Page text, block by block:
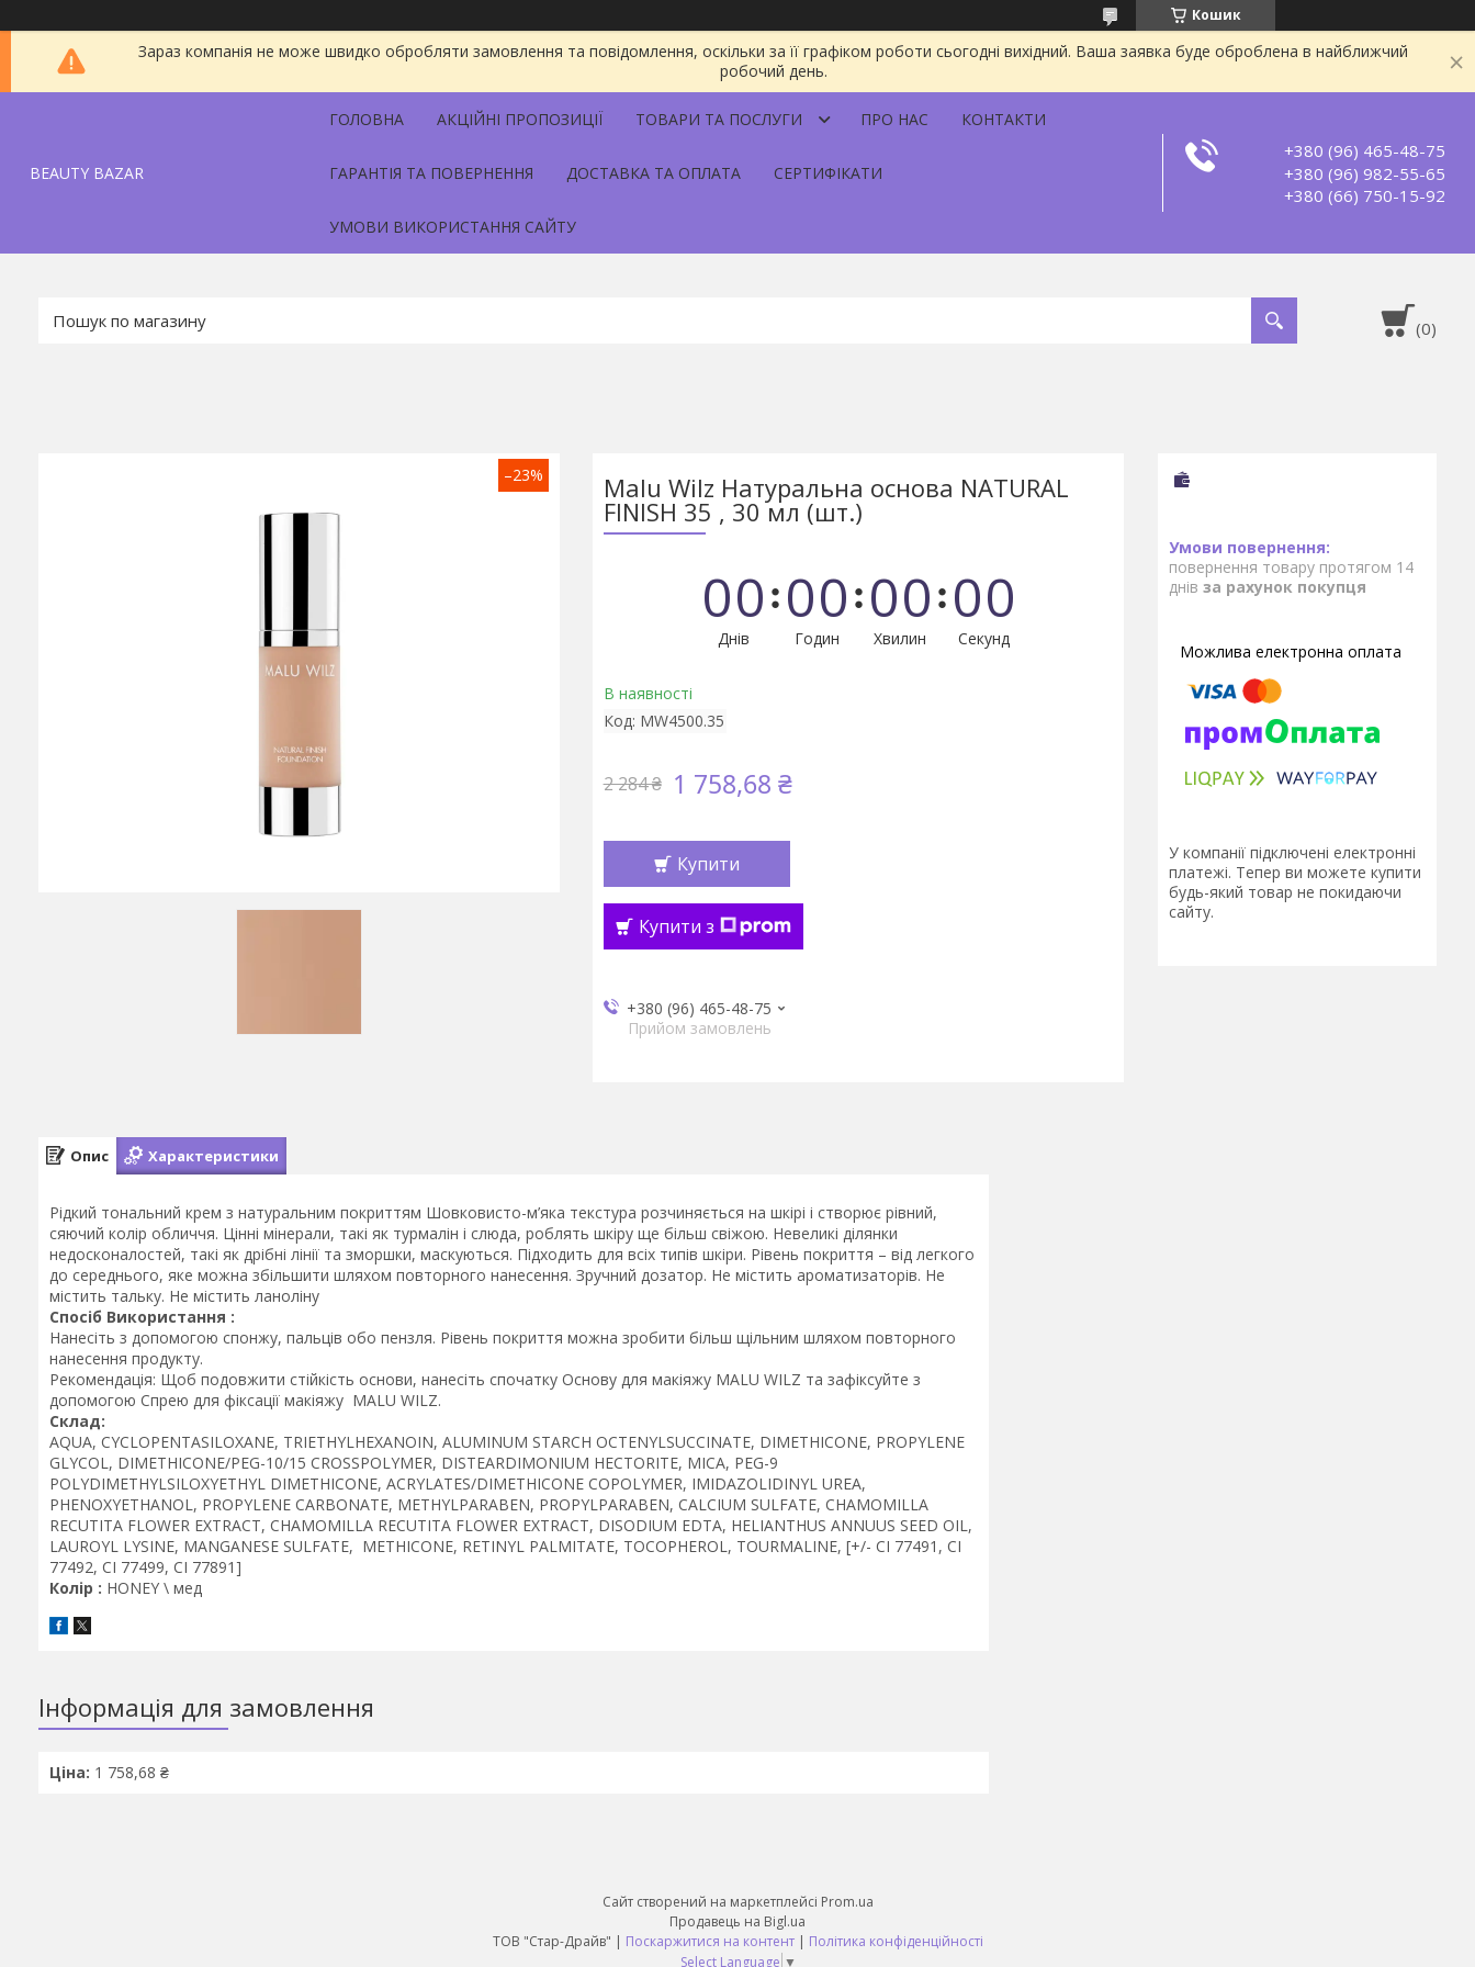
Кошик
Зараз компанія не може швидко обробляти замовлення та повідомлення, оскільки за її графіком роботи сьогодні вихідний. Ваша заявка буде оброблена в найближчий
робочий день.
BEAUTY BAZAR
ГОЛОВНА АКЦІЙНІ ПРОПОЗИЦІЇ ТОВАРИ ТА ПОСЛУГИ ПРО НАС КОНТАКТИ
ГАРАНТІЯ ТА ПОВЕРНЕННЯ ДОСТАВКА ТА ОПЛАТА СЕРТИФІКАТИ
УМОВИ ВИКОРИСТАННЯ САЙТУ
+380 (96) 465-48-75
+380 (96) 982-55-65
+380 (66) 750-15-92
–23% Malu Wilz Натуральна основа NATURAL
FINISH 35 , 30 мл (шт.)
00
Днів
00
Годин
00
Хвилин
00
Секунд
В наявності
Код: MW4500.35
2 284 ₴ 1 758,68 ₴
Купити
Купити з
+380 (96) 465-48-75
Прийом замовлень
повернення товару протягом 14
днів за рахунок покупця
У компанії підключені електронні
платежі. Тепер ви можете купити
будь-який товар не покидаючи
сайту.
Опис Характеристики
Рідкий тональний крем з натуральним покриттям Шовковисто-м’яка текстура розчиняється на шкірі і створює рівний,
сяючий колір обличчя. Цінні мінерали, такі як турмалін і слюда, роблять шкіру ще більш свіжою. Невеликі ділянки
недосконалостей, такі як дрібні лінії та зморшки, маскуються. Підходить для всіх типів шкіри. Рівень покриття – від легкого
до середнього, яке можна збільшити шляхом повторного нанесення. Зручний дозатор. Не містить ароматизаторів. Не
містить тальку. Не містить ланоліну
Спосіб Використання :
Нанесіть з допомогою спонжу, пальців обо пензля. Рівень покриття можна зробити більш щільним шляхом повторного
нанесення продукту.
Рекомендація: Щоб подовжити стійкість основи, нанесіть спочатку Основу для макіяжу MALU WILZ та зафіксуйте з
допомогою Спрею для фіксації макіяжу MALU WILZ.
Склад:
AQUA, CYCLOPENTASILOXANE, TRIETHYLHEXANOIN, ALUMINUM STARCH OCTENYLSUCCINATE, DIMETHICONE, PROPYLENE
GLYCOL, DIMETHICONE/PEG-10/15 CROSSPOLYMER, DISTEARDIMONIUM HECTORITE, MICA, PEG-9
POLYDIMETHYLSILOXYETHYL DIMETHICONE, ACRYLATES/DIMETHICONE COPOLYMER, IMIDAZOLIDINYL UREA,
PHENOXYETHANOL, PROPYLENE CARBONATE, METHYLPARABEN, PROPYLPARABEN, CALCIUM SULFATE, CHAMOMILLA
RECUTITA FLOWER EXTRACT, CHAMOMILLA RECUTITA FLOWER EXTRACT, DISODIUM EDTA, HELIANTHUS ANNUUS SEED OIL,
LAUROYL LYSINE, MANGANESE SULFATE, METHICONE, RETINYL PALMITATE, TOCOPHEROL, TOURMALINE, [+/- CI 77491, CI
77492, CI 77499, CI 77891]
Колір : HONEY \ мед
Інформація для замовлення
Ціна: 1 758,68 ₴
Сайт створений на маркетплейсі Prom.ua
Продавець на Bigl.ua
ТОВ "Стар-Драйв" | Поскаржитися на контент | Політика конфіденційності
Select Language ▼